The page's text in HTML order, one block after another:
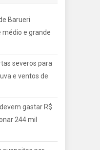
Barueri
médio e grande
severos para
e ventos de
gastar R$
244 mil